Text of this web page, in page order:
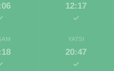
12:17
YATSI
20:47